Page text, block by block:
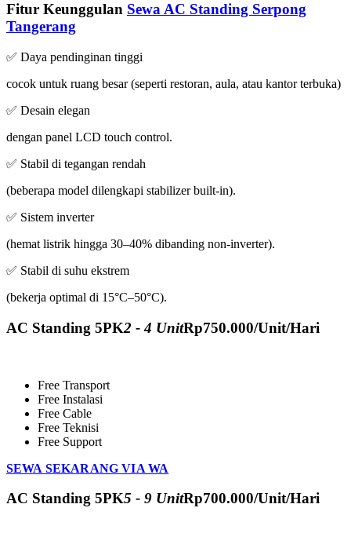
Fitur Keunggulan Sewa AC Standing Serpong
Tangerang
✅ Daya pendinginan tinggi
cocok untuk ruang besar (seperti restoran, aula, atau kantor terbuka)
✅ Desain elegan
dengan panel LCD touch control.
✅ Stabil di tegangan rendah
(beberapa model dilengkapi stabilizer built-in).
✅ Sistem inverter
(hemat listrik hingga 30–40% dibanding non-inverter).
✅ Stabil di suhu ekstrem
(bekerja optimal di 15°C–50°C).
AC Standing 5PK2 - 4 UnitRp750.000/Unit/Hari
Free Transport
Free Instalasi
Free Cable
Free Teknisi
Free Support
SEWA SEKARANG VIA WA
AC Standing 5PK5 - 9 UnitRp700.000/Unit/Hari